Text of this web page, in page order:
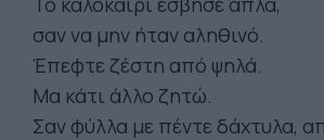
σαν να μην ήταν αληθινό.
Έπεφτε ζέστη από ψηλά.
Μα κάτι άλλο ζητώ.
Σαν φύλλα με πέντε δάχτυλα,